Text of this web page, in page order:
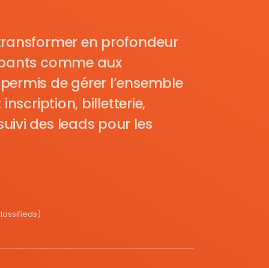
en profondeur
comme aux
de gérer l’ensemble
billetterie,
des leads pour les